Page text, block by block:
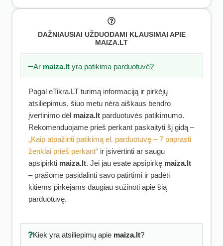
DAŽNIAUSIAI UŽDUODAMI KLAUSIMAI APIE
MAIZA.LT
Ar maiza.lt yra patikima parduotuvė?
Pagal eTikra.LT turimą informaciją ir pirkėjų
atsiliepimus, šiuo metu nėra aiškaus bendro
įvertinimo dėl maiza.lt parduotuvės patikimumo.
Rekomenduojame prieš perkant paskaityti šį gidą –
„Kaip atpažinti patikimą el. parduotuvę – 7 paprasti
ženklai prieš perkant“ ir įsivertinti ar saugu
apsipirkti maiza.lt. Jei jau esate apsipirkę maiza.lt
– prašome pasidalinti savo patirtimi ir padėti
kitiems pirkėjams daugiau sužinoti apie šią
parduotuvę.
Kiek yra atsiliepimų apie maiza.lt?